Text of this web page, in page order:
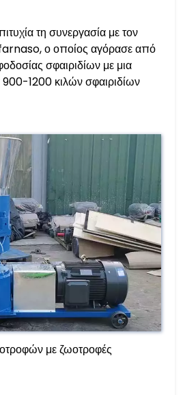
τη συνεργασία με τον
ο οποίος αγόρασε από
σφαιριδίων με μια
900-1200 κιλών σφαιριδίων
με ζωοτροφές